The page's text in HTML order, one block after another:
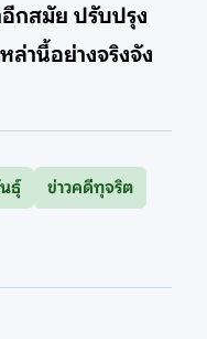
อีกสมัย ปรับปรุง
ล่านี้อย่างจริงจัง
ธุ์
ข่าวคดีทุจริต